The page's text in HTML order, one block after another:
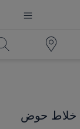
خلاط حوض